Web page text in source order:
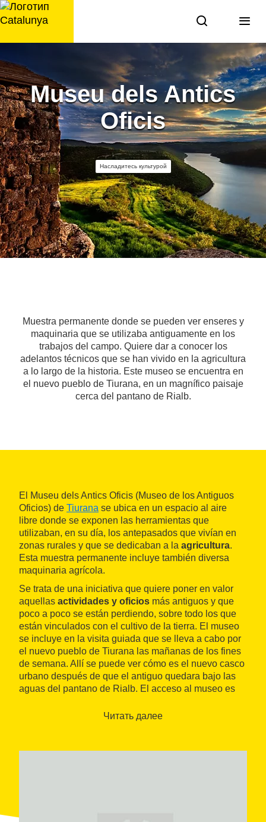
перейти
к
Museu dels Antics
Oficis
Насладитесь культурой
Muestra permanente donde se pueden ver enseres y
maquinaria que se utilizaba antiguamente en los
trabajos del campo. Quiere dar a conocer los
adelantos técnicos que se han vivido en la agricultura
a lo largo de la historia. Este museo se encuentra en
el nuevo pueblo de Tiurana, en un magnífico paisaje
cerca del pantano de Rialb.
El Museu dels Antics Oficis (Museo de los Antiguos
Oficios) de Tiurana se ubica en un espacio al aire
libre donde se exponen las herramientas que
utilizaban, en su día, los antepasados que vivían en
zonas rurales y que se dedicaban a la agricultura.
Esta muestra permanente incluye también diversa
maquinaria agrícola.
Se trata de una iniciativa que quiere poner en valor
aquellas actividades y oficios más antiguos y que
poco a poco se están perdiendo, sobre todo los que
están vinculados con el cultivo de la tierra. El museo
se incluye en la visita guiada que se lleva a cabo por
el nuevo pueblo de Tiurana las mañanas de los fines
de semana. Allí se puede ver cómo es el nuevo casco
urbano después de que el antiguo quedara bajo las
aguas del pantano de Rialb. El acceso al museo es
Читать далее